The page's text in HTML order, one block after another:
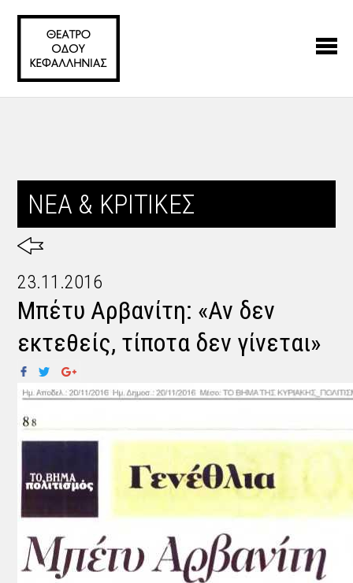
ΝΕΑ & ΚΡΙΤΙΚΕΣ
23.11.2016
Μπέτυ Αρβανίτη: «Αν δεν
εκτεθείς, τίποτα δεν γίνεται»